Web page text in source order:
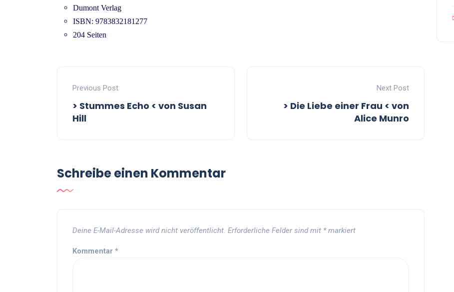
Dumont Verlag
ISBN: 9783832181277
204 Seiten
Previous Post
> Stummes Echo < von Susan
Hill
Next Post
> Die Liebe einer Frau < von
Alice Munro
Schreibe einen Kommentar
Deine E-Mail-Adresse wird nicht veröffentlicht. Erforderliche Felder sind mit *markiert
Kommentar *